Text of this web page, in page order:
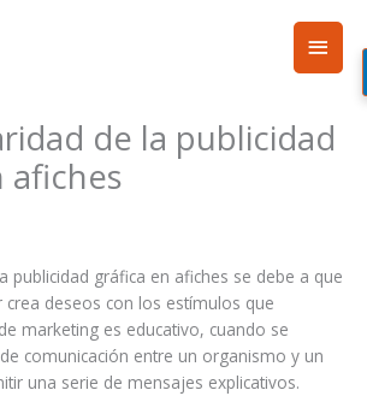
de la publicidad
afiches
publicidad gráfica en afiches se debe a que
crea deseos con los estímulos que
marketing es educativo, cuando se
comunicación entre un organismo y un
una serie de mensajes explicativos.